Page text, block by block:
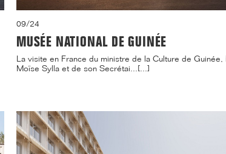
09/24
MUSÉE NATIONAL DE GUINÉE
La visite en France du ministre de la Culture de Guinée,
Moïse Sylla et de son Secrétai...[...]